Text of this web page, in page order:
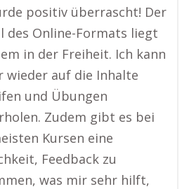
positiv überrascht! Der
des Online-Formats liegt
in der Freiheit. Ich kann
wieder auf die Inhalte
und Übungen
Zudem gibt es bei
Kursen eine
Feedback zu
was mir sehr hilft,